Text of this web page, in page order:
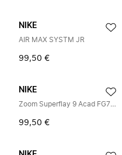
NIKE
AIR MAX SYSTM JR
99,50 €
NIKE
Zoom Superflay 9 Acad FG7MG
99,50 €